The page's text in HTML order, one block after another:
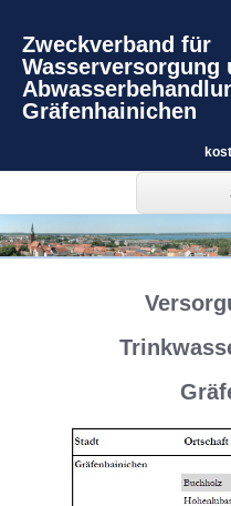
Zweckverband für
Wasserversorgung
Gräfenhainichen